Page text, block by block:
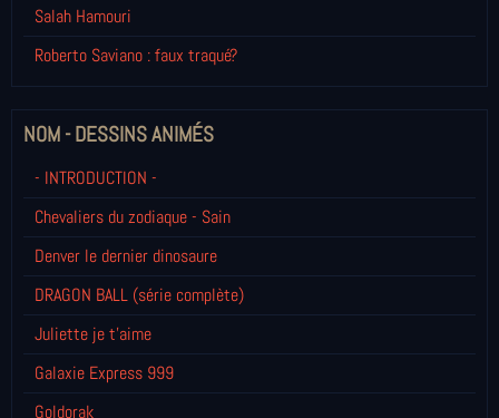
Salah Hamouri
Roberto Saviano : faux traqué?
NOM - DESSINS ANIMÉS
- INTRODUCTION -
Chevaliers du zodiaque - Sain
Denver le dernier dinosaure
DRAGON BALL (série complète)
Juliette je t’aime
Galaxie Express 999
Goldorak